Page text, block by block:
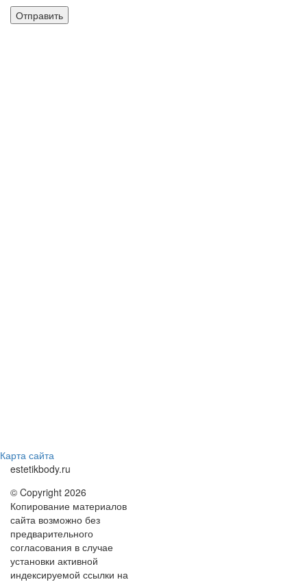
Карта сайта
estetikbody.ru
© Copyright 2026
Копирование материалов
сайта возможно без
предварительного
согласования в случае
установки активной
индексируемой ссылки на